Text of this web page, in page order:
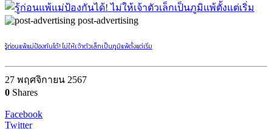
post-advertising
รู้ก่อนแพ้แม่ป้องกันได้! ไม่ให้เจ้าตัวเล็กเป็นภูมิแพ้ตั้งแต่เริ่ม
27 พฤศจิกายน 2567
0 Shares
Facebook
Twitter